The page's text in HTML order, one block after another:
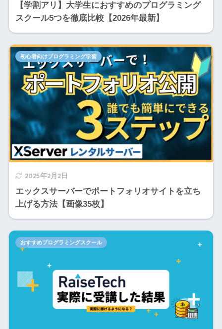
【学割アリ】大学生におすすめのプログラミング
スクール5つを徹底比較【2026年最新】
2025年2月2日
エックスサーバーでポートフォリオサイトを立ち
上げる方法【画像35枚】
初心者向けプログラミング学習
おすすめプログラミングスクール